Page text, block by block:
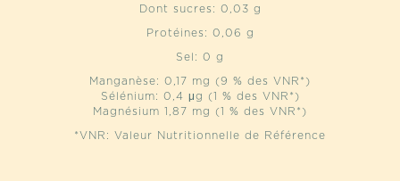
Dont sucres: 0,03 g
Protéines: 0,06 g
Sel: 0 g
Manganèse: 0,17 mg (9 % des VNR*)
Sélénium: 0,4 μg (1 % des VNR*)
Magnésium 1,87 mg (1 % des VNR*)
*VNR: Valeur Nutritionnelle de Référence